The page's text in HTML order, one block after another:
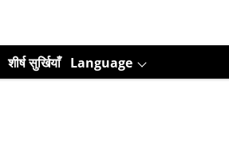
शीर्ष सुर्खियाँ Language